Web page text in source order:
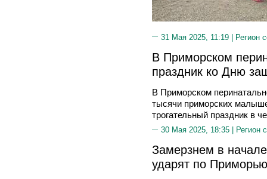
31 Мая 2025, 11:19 | Регион
В Приморском
праздник ко Дню
В Приморском
тысячи приморских
трогательный праздник в
30 Мая 2025, 18:35 | Регион
Замерзнем в
ударят по